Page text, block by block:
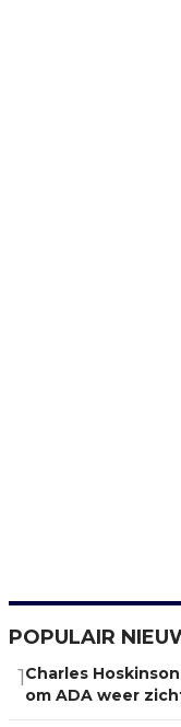
POPULAIR
1Charles
om ADA weer